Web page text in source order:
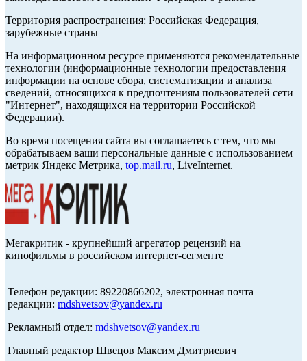
Территория распространения: Российская Федерация,
зарубежные страны
На информационном ресурсе применяются рекомендательные
технологии (информационные технологии предоставления
информации на основе сбора, систематизации и анализа
сведений, относящихся к предпочтениям пользователей сети
"Интернет", находящихся на территории Российской
Федерации).
Во время посещения сайта вы соглашаетесь с тем, что мы
обрабатываем ваши персональные данные с использованием
метрик Яндекс Метрика, top.mail.ru, LiveInternet.
Мегакритик - крупнейший агрегатор рецензий на
кинофильмы в российском интернет-сегменте
Телефон редакции: 89220866202, электронная почта
редакции: mdshvetsov@yandex.ru
Рекламный отдел: mdshvetsov@yandex.ru
Главный редактор Швецов Максим Дмитриевич